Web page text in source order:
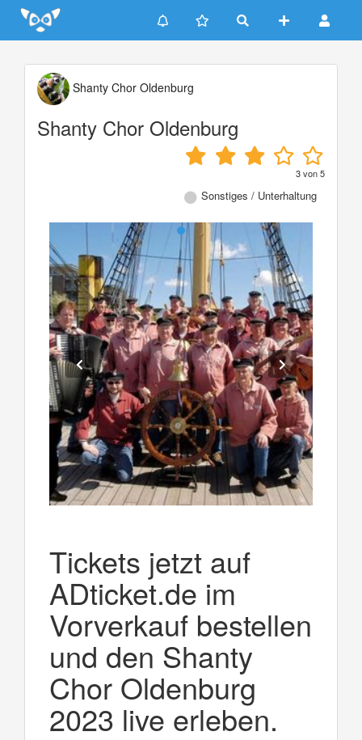
Update cookies preferences
Shanty Chor Oldenburg
Shanty Chor Oldenburg
3von5
Sonstiges / Unterhaltung
Tickets jetzt auf
ADticket.de im
Vorverkauf bestellen
und den Shanty
Chor Oldenburg
2023 live erleben.